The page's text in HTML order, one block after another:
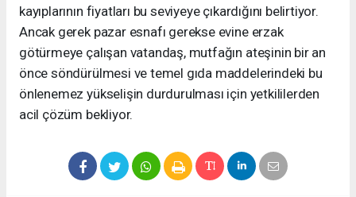
kayıplarının fiyatları bu seviyeye çıkardığını belirtiyor.
Ancak gerek pazar esnafı gerekse evine erzak
götürmeye çalışan vatandaş, mutfağın ateşinin bir an
önce söndürülmesi ve temel gıda maddelerindeki bu
önlenemez yükselişin durdurulması için yetkililerden
acil çözüm bekliyor.